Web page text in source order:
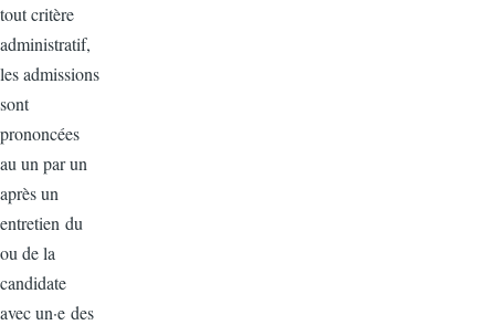
tout critère
administratif,
les admissions
sont
prononcées
au un par un
après un
entretien du
ou de la
candidate
avec un·e des